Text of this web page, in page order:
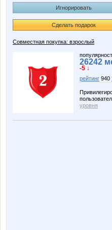
Игнорировать
Сделать подарок
Совместная покупка: взрослый
26242
-5 ↓
рейтинг 940
уровня